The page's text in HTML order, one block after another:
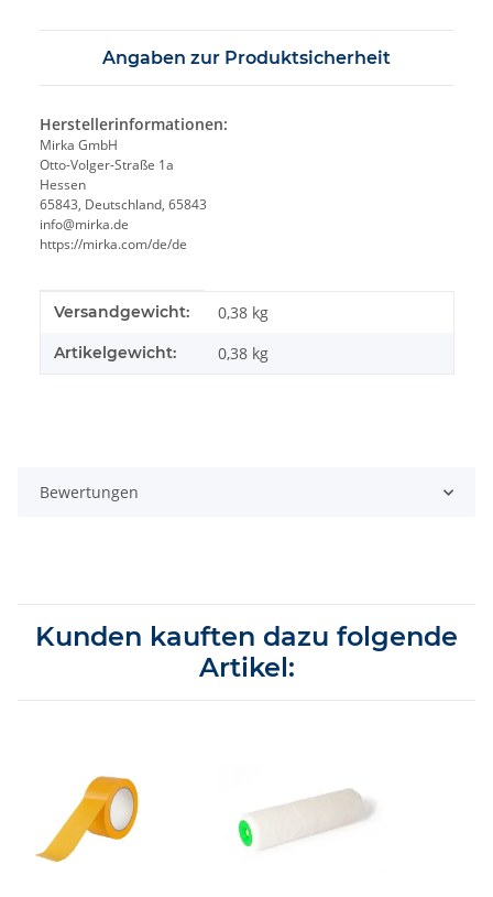
Angaben zur Produktsicherheit
Herstellerinformationen:
Mirka GmbH
Otto-Volger-Straße 1a
Hessen
65843, Deutschland, 65843
info@mirka.de
https://mirka.com/de/de
Produkteigenschaft
Wert
Versandgewicht: 0,38 kg
Artikelgewicht: 0,38 kg
Bewertungen
Kunden kauften dazu folgende
Artikel: